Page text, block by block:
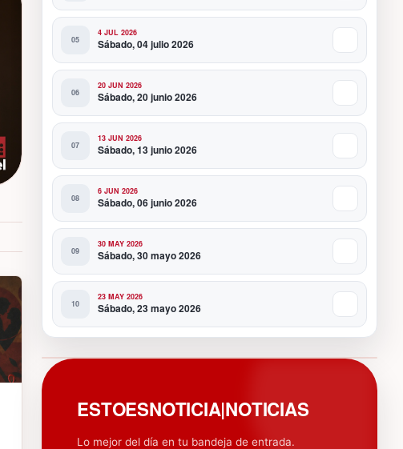
4 JUL 2026
Sábado, 04 julio 2026
20 JUN 2026
Sábado, 20 junio 2026
13 JUN 2026
Sábado, 13 junio 2026
6 JUN 2026
Sábado, 06 junio 2026
30 MAY 2026
Sábado, 30 mayo 2026
23 MAY 2026
Sábado, 23 mayo 2026
ESTOESNOTICIA|NOTICIAS
Lo mejor del día en tu bandeja de entrada.